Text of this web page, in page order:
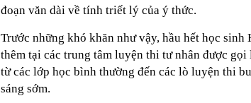
đoạn văn dài về tính triết lý của ý thức.
Trước những khó khăn như vậy, hầu hết học sinh
thêm tại các trung tâm luyện thi tư nhân được
từ các lớp học bình thường đến các lò luyện thi
sáng sớm.